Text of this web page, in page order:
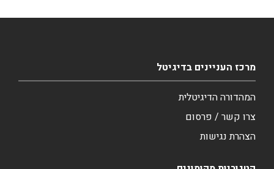
מרכז העניינים בדיגיטל
המהדורה הדיגיטלית
צרו קשר / פרסום
הצהרת נגישות